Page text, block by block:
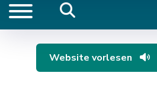
Website vorlesen